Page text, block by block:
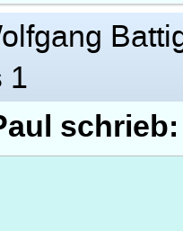
1
schrieb: